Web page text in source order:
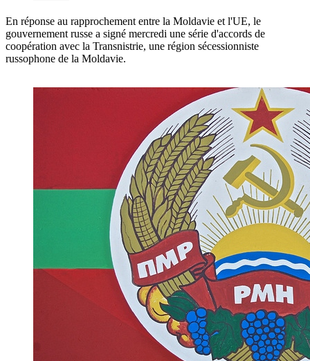
En réponse au rapprochement entre la Moldavie et l'UE, le
gouvernement russe a signé mercredi une série d'accords de
coopération avec la Transnistrie, une région sécessionniste
russophone de la Moldavie.